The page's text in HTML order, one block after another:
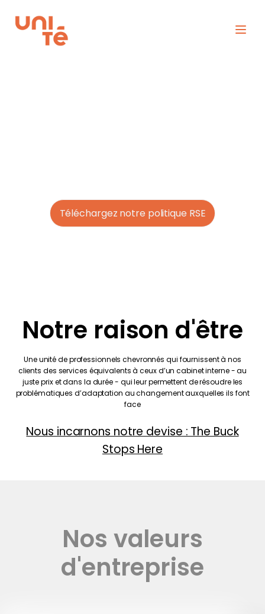
Téléchargez notre politique RSE
Notre raison d'être
Une unité de professionnels chevronnés qui fournissent à nos
clients des services équivalents à ceux d’un cabinet interne - au
juste prix et dans la durée - qui leur permettent de résoudre les
problématiques d’adaptation au changement auxquelles ils font
face
Nous incarnons notre devise : The Buck
Stops Here
Nos valeurs
d'entreprise